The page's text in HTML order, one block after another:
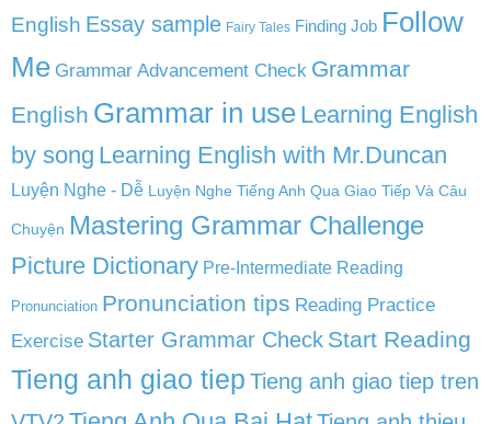
English Essay sample Fairy Tales Finding Job Follow
Me Grammar Advancement Check Grammar
English Grammar in use Learning English
by song Learning English with Mr.Duncan
Luyện Nghe - Dễ Luyện Nghe Tiếng Anh Qua Giao Tiếp Và Câu
Chuyện Mastering Grammar Challenge
Picture Dictionary Pre-Intermediate Reading
Pronunciation Pronunciation tips Reading Practice
Exercise Starter Grammar Check Start Reading
Tieng anh giao tiep Tieng anh giao tiep tren